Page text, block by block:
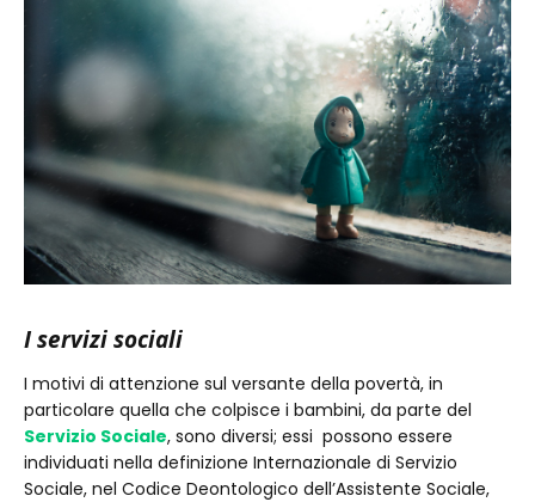
I servizi sociali
I motivi di attenzione sul versante della povertà, in
particolare quella che colpisce i bambini, da parte del
Servizio Sociale, sono diversi; essi possono essere
individuati nella definizione Internazionale di Servizio
Sociale, nel Codice Deontologico dell’Assistente Sociale,